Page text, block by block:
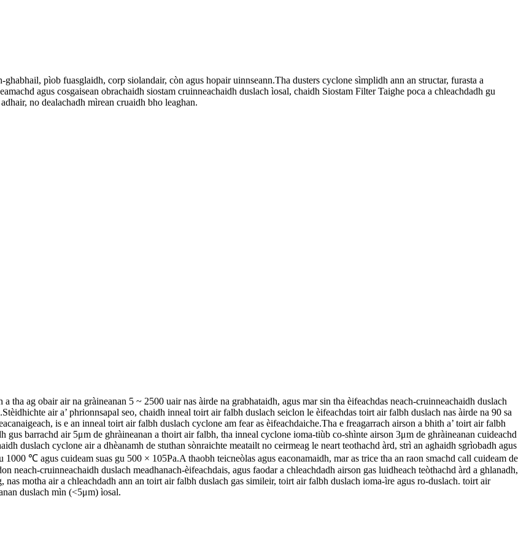
pìob fuasglaidh, corp siolandair, còn agus hopair uinnseann.Tha dusters cyclone sìmplidh ann an structar, furasta a
agus cosgaisean obrachaidh siostam cruinneachaidh duslach ìosal, chaidh Siostam Filter Taighe poca a chleachdadh gu
no dealachadh mìrean cruaidh bho leaghan.
tha ag obair air na gràineanan 5 ~ 2500 uair nas àirde na grabhataidh, agus mar sin tha èifeachdas neach-cruinneachaidh duslach
air a’ phrionnsapal seo, chaidh inneal toirt air falbh duslach seiclon le èifeachdas toirt air falbh duslach nas àirde na 90 sa
is e an inneal toirt air falbh duslach cyclone am fear as èifeachdaiche.Tha e freagarrach airson a bhith a’ toirt air falbh
gus barrachd air 5μm de ghràineanan a thoirt air falbh, tha inneal cyclone ioma-tiùb co-shìnte airson 3μm de ghràineanan cuideachd
duslach cyclone air a dhèanamh de stuthan sònraichte meatailt no ceirmeag le neart teothachd àrd, strì an aghaidh sgrìobadh agus
℃ agus cuideam suas gu 500 × 105Pa.A thaobh teicneòlas agus eaconamaidh, mar as trice tha an raon smachd call cuideam de
neach-cruinneachaidh duslach meadhanach-èifeachdais, agus faodar a chleachdadh airson gas luidheach teòthachd àrd a ghlanadh,
nas motha air a chleachdadh ann an toirt air falbh duslach gas simileir, toirt air falbh duslach ioma-ìre agus ro-duslach. toirt air
duslach mìn (<5μm) ìosal.